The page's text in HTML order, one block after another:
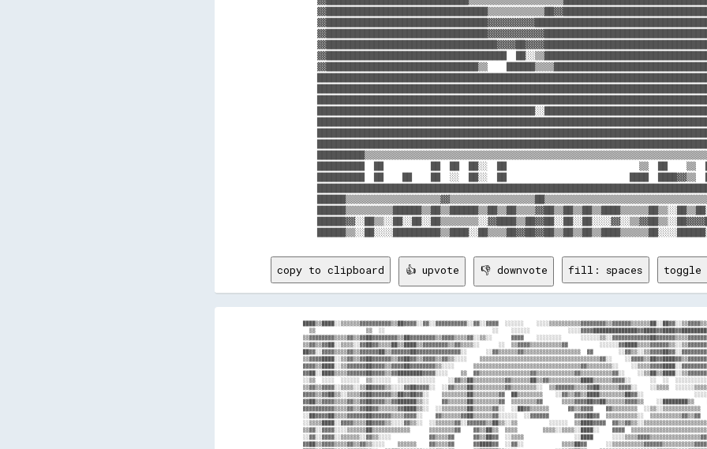
▓▓██████████████████████████████████████
▓▓████████████████████████████████▒▒
██████████  ██          ██  ██  ██░░  ██                            ▒▒  ██    ▒▒
██████████  ██    ██    ██  ░░  ██░░  ██                          ████  ████▓▓▒▒
copy to clipboard 👍 upvote 👎 downvote fill: spaces toggle
████▒▒████░░▒▒▒▒▒▒▓▓▓▓▓▓▓▓▓▓▒▒██▓▓▓▓░░▓▓░░▓▓▓▓▓▓▓▓▓▓░░▓▓░░▓▓▓▓  ░░░░░░    ░░░░▒▒▒▒▒▒▒▒▒▒▓▓▓▓▓▓▓▓▒▒▓▓▓▓▓▓▒▒▒▒▒▒██░░██▓▓░░▒▒▓▓▓▓▒▒▓▓░░██▓▓▓▓▓▓▒▒▒▒
  ▒▒                ▒▒  ░░                                  ░░    ░░░░░░            ░░░░▓▓▓▓██████████████▓▓████▓▓████▓▓██████████▓▓████████████
▒▒▓▓▓▓▓▓▓▓▒▒▒▒▓▓▒▒▓▓██▓▓▓▓▓▓▓▓▒▒██▓▓▓▓▓▓▓▓▒▒▓▓▓▓▒▒▒▒▓▓░░▒▒░░      ▓▓▓▓    ░░░░░░░░      ░░░░░░▒▒░░▓▓▓▓▓▓▓▓▓▓▓▓██▓▓▓▓▓▓▒▒▒▒▓▓▓▓▓▓▓▓▒▒  ██▓▓██▓▓▓▓
▒▒▓▓▒▒▓▓██░░▒▒▒▒░░▓▓██▓▓▒▒▒▒██▒▒████▒▒▓▓▓▓▓▓▓▓▒▒▓▓▒▒▒▒░░      ░░  ▒▒▓▓▓▓▒▒▒▒▒▒▒▒▒▒▓▓          ░░░░░░▓▓████▒▒▒▒▓▓▓▓▓▓▒▒░░▒▒▓▓▓▓▓▓▓▓░░  ██████▓▓▒▒
██▓▓░░▓▓▓▓▒▒▒▒▓▓▒▒▓▓▓▓▓▓██▒▒▓▓▓▓▓▓██▓▓▓▓▓▓▓▓▓▓▓▓▓▓░░      ░░▓▓▒▒▒▒▒▒▓▓▒▒▒▒▒▒▒▒▒▒▒▒▒▒▒▒▒▒  ▓▓        ░░▓▓▒▒░░▒▒▓▓▓▓██▓▓░░▓▓▓▓▓▓▓▓▓▓▒▒▓▓▓▓▓▓██▓▓▓▓
▒▒▓▓▓▓████░░▒▒▓▓▒▒▓▓██▓▓▓▓▓▓▒▒▓▓██▓▓▒▒▓▓▓▓▒▒▓▓▒▒░░░░    ▒▒▒▒▒▒▒▒▒▒▒▒▒▒▒▒▒▒▒▒▒▒▒▒▒▒▒▒▒▒▒▒▒▒▒▒▒▒▓▓░░    ░░▓▓▓▓▒▒██▓▓████▓▓▒▒▓▓▓▓▓▓▓▓░░▒▒██▓▓██▒▒▓▓
▓▓▓▓▒▒████░░▒▒▓▓▓▓▓▓██▓▓▓▓▒▒▓▓▓▓██▓▓▓▓▓▓▓▓▒▒░░░░      ▒▒▒▒▒▒▒▒▒▒▒▒▒▒▒▒▒▒▒▒▒▒▒▒▒▒▒▒▒▒▒▒▒▒▓▓▒▒▒▒▒▒▒▒░░    ░░▒▒▒▒▓▓▓▓████░░▓▓▓▓▓▓▓▓▓▓▒▒▒▒██▓▓██▒▒▓▓
▓▓██░░████▒▒▒▒▓▓▓▓▓▓██▓▓▓▓▒▒▓▓████████▓▓▓▓░░░░    ▒▒  ▓▓▒▒▒▒▒▒▒▒▒▒▒▒▒▒▒▒▓▓▒▒▒▒▒▒▒▒▒▒▒▒▓▓▒▒▒▒▒▒▒▒▒▒▓▓░░    ░░▒▒██▒▒████░░▒▒▓▓▓▓▓▓▓▓▒▒▓▓██████▓▓▒▒
░░▒▒  ░░░░  ░░░░░░  ▒▒░░░░░░  ░░░░░░░░░░░░    ░░▓▓▒▒██▒▒▒▒▒▒▒▒▒▒▓▓▒▒▒▒▒▒██▒▒▓▓▒▒▒▒▒▒▒▒▒▒████▒▒▒▒▒▒▓▓▓▓░░      ░░  ░░  ░░░░░░░░░░░░░░  ░░  ░░░░░░
▒▒▓▓▒▒▓▓▓▓░░▒▒▒▒░░▒▒██▓▓▓▓▒▒░░░░▓▓██▓▓▓▓░░  ░░▓▓▒▒▒▒██▒▒▒▒▒▒▒▒▒▒▓▓▒▒▒▒▒▒▒▒░░  ▒▒▓▓▓▓▓▓▒▒▒▒▓▓██▒▒▒▒▒▒▓▓▓▓░░    ░░▒▒▒▒  ░░░░░░▒▒▒▒▓▓▒▒░░▓▓████▒▒▒▒
▓▓▓▓▒▒▓▓██▒▒░░▒▒▒▒▓▓██▓▓▓▓▓▓▒▒██▓▓██▓▓░░    ▒▒▒▒▒▒▒▒██▒▒▒▒▒▒▒▒▓▓  ██▒▒▒▒▒▒▒▒    ░░▓▓▒▒▓▓▒▒████▒▒▒▒▒▒▒▒██▓▓░░                ░░░░▓▓▓▓▒▒████▓▓▓▓▒▒
▓▓██▒▒▓▓▓▓▒▒▒▒▓▓▒▒▓▓██▓▓▓▓▒▒▓▓██████▒▒░░    ▓▓▒▒▒▒▒▒██▒▒▒▒▒▒▒▒▓▓  ▒▒▒▒▒▒▒▒▓▓      ▒▒▒▒▓▓▓▓██▓▓██▒▒▒▒▒▒▓▓▓▓▒▒    ░░████████▒▒    ▒▒▒▒▒▒██▓▓▓▓▓▓▒▒
▓▓▓▓▓▓▓▓▓▓▒▒▒▒▓▓▒▒▓▓██▓▓▒▒▒▒▒▒▓▓████▒▒░░  ░░▒▒▒▒▒▒▒▒██▒▒▒▒▒▒▓▓░░  ░░██▓▓▒▒▒▒▒▒      ▓▓▒▒▓▓▓▓    ▓▓▒▒▒▒▒▒▒▒  ░░▒▒░░▒▒▒▒▒▒▒▒▒▒▒▒    ░░░░██▓▓██▓▓▓▓
░░██▓▓▓▓██▒▒▒▒▓▓▓▓▓▓██▓▓▓▓▓▓▒▒▒▒▓▓▓▓░░    ▓▓▒▒▒▒▒▒▓▓██▒▒▒▒▒▒▓▓░░░░░░  ░░▓▓▓▓▓▓        ▓▓▓▓██▓▓  ▒▒▒▒▒▒▒▒▒▒░░  ▒▒▒▒▒▒▒▒▒▒▓▓▒▒▓▓    ░░  ██▓▓██▒▒▓▓
░░▒▒▒▒████░░▓▓▓▓▒▒▒▒██▓▓▓▓▒▒░░░░▓▓▒▒░░  ░░▒▒▒▒▒▒▓▓░░▓▓▓▓▓▓▒▒██▒▒░░▒▒          ░░░░░░  ▒▒████▓▓▓▓  ▓▓▒▒▓▓▒▒░░▒▒▒▒▒▒▒▒▒▒▒▒▒▒▒▒▒▒▒▒      ▓▓██▓▓▒▒▒▒
▒▒▓▓░░▓▓▓▓░░░░▒▒▒▒▒▒██▒▒▒▒▒▒▒▒▒▒▒▒      ▒▒▒▒▒▒▒▒▓▓    ▓▓▒▒██▒▒  ▒▒▒▒        ▒▒▒▒░░▒▒▒▒░░████░░    ▓▓▓▓  ▒▒▒▒▒▒▒▒▒▒▒▒▒▒▒▒▒▒▒▒▒▒▒▒  ░░░░▒▒▒▒▒▒▒▒▒▒
░░▓▓░░▓▓▓▓░░▒▒▒▒▒▒░░▓▓▒▒░░░░            ▓▓▒▒▒▒▓▓      ▓▓▒▒██▓▓  ░░▒▒▒▒                ░░████      ░░░░▒▒▒▒▓▓▓▓▒▒▒▒▒▒▒▒▒▒▒▒▒▒▒▒▓▓  ░░  ██████░░░░
▓▓██▒▒▓▓▓▓▒▒▒▒▓▓▒▒▓▓▒▒░░░░    ▒▒▒▒▒▒    ▓▓▒▒▒▒▓▓      ▓▓████▓▓  ░░▓▓░░            ▒▒▒▒██▓▓      ░░▒▒▒▒▒▒▒▒▒▒▓▓▓▓▓▓▒▒▒▒▒▒▒▒▒▒▓▓▓▓▒▒░░░░▓▓▓▓██▓▓▓▓
████▒▒████▒▒▒▒▓▓▓▓▓▓▒▒░░  ▒▒▓▓▒▒▒▒▒▒▒▒░░▒▒▓▓▒▒▓▓      ▓▓██████▒▒░░░░            ░░▒▒▓▓██▓▓    ▒▒▒▒▒▒▒▒▒▒▒▒▒▒▒▒▒▒▓▓▓▓▓▓▒▒▒▒▓▓▓▓▓▓░░░░▒▒▓▓██▓▓▓▓▒▒
▒▒▒▒░░▓▓▓▓▒▒▒▒▓▓▒▒░░░░    ▓▓▒▒▒▒▒▒▒▒▒▒▒▒▒▒░░░░▒▒▓▓  ▒▒▒▒▒▒▓▓██▓▓▒▒▒▒░░░░    ░░▒▒  ▒▒██▒▒  ▒▒▒▒▒▒▓▓▒▒▒▒▒▒▒▒▓▓▓▓▒▒  ▓▓▓▓▓▓▓▓▓▓▒▒    ░░░░▓▓████▒▒▒▒
▓▓██▒▒▓▓██▒▒▓▓▓▓▓▓░░    ▓▓▒▒▒▒▒▒▒▒▒▒▒▒▒▒▒▒▒▒▒▒▒▒░░▒▒░░    ░░▒▒▓▓██▓▓░░  ▒▒▒▒░░░░▒▒████░░░░░░▒▒▓▓▒▒▒▒▒▒▒▒▓▓▓▓░░                ░░▒▒░░▓▓▓▓████▓▓▓▓
░░██▒▒████░░▒▒▓▓▒▒░░  ░░▒▒▒▒▒▒▒▒▒▒▒▒▒▒▒▒▒▒▒▒▓▓▒▒▒▒▒▒░░▒▒░░▒▒▒▒▒▒  ▒▒██████▒▒▓▓▓▓▓▓▓▓▓▓░░░░▒▒▒▒▒▒▒▒▒▒▒▒▓▓▒▒                    ░░░░░░  ██▓▓██░░░░
▒▒██░░██▓▓▒▒▓▓▓▓░░  ░░▓▓▒▒▒▒▒▒▒▒▒▒▒▒▒▒▒▒▓▓▓▓▒▒▒▒▒▒▒▒▒▒▒▒▒▒▒▒░░░░  ▓▓▓▓▓▓▓▓░░▒▒▓▓▓▓▓▓██▒▒▒▒▒▒▒▒▒▒▒▒▓▓▒▒      ░░░░░░▒▒▒▒▒▒▒▒▒▒▓▓████▒▒▒▒██████▒▒▒▒
  ▒▒▓▓████▒▒░░░░    ░░▓▓▓▓▒▒▒▒▒▒▒▒▒▒▒▒▓▓▓▓▓▓▒▒▒▒▒▒▒▒▒▒▒▒▒▒▒▒▒▒░░▒▒▒▒▓▓▓▓▓▓  ▒▒▓▓▓▓▓▓▓▓▒▒▒▒▒▒▒▒▒▒▓▓░░    ░░  ▒▒██████▓▓▓▓██▓▓██████░░  ░░░░░░░░░░
██▓▓▒▒████░░▒▒░░░░░░  ▒▒▓▓▒▒▓▓▓▓▒▒▓▓▓▓▓▓▒▒▒▒▒▒▒▒▒▒▒▒▒▒▒▒▒▒▒▒▒▒▒▒▒▒░░▓▓▓▓▓▓  ▒▒▓▓▓▓▒▒▒▒▒▒▒▒▒▒▓▓▓▓░░  ░░  ░░▓▓██████████▒▒██▓▓██████▓▓██████▓▓▓▓▓▓
▓▓██▒▒▓▓██░░▓▓▓▓▓▓░░░░  ██▓▓▓▓▓▓▓▓▓▓██  ████▓▓▓▓▓▓▓▓▒▒▒▒▒▒▒▒▒▒▒▒▒▒▒▒▒▒▒▒▒▒▒▒▒▒▓▓▒▒▒▒▒▒▒▒▒▒▓▓░░    ░░░░▒▒██▓▓████████████████████▓▓▓▓▓▓████▓▓▓▓▒▒
▒▒▓▓▒▒████▒▒▓▓▓▓▓▓▓▓░░    ░░▓▓██▓▓░░░░        ░░░░░░████▓▓▒▒▓▓▓▓▓▓▒▒▒▒▒▒▒▒▓▓▒▒▒▒▒▒▒▒▒▒██▓▓    ░░░░▒▒░░██▓▓▒▒██████████▓▓██████████▒▒  ████▓▓▓▓▒▒
▓▓▓▓▒▒████▒▒▓▓▓▓▓▓▓▓▓▓░░░░            ░░  ░░░░          ░░▒▒▓▓▓▓▒▒▒▒▒▒▒▒▒▒▒▒▒▒▒▒▒▒▒▒▒▒▒▒      ░░░░▒▒▒▒▓▓▓▓▓▓██████████▒▒██████████▒▒▒▒██▓▓██▓▓▒▒
▒▒▓▓▒▒██▓▓▒▒▓▓▓▓░░▒▒▓▓▒▒▒▒░░░░░░░░▒▒░░░░▒▒░░░░░░░░░░          ▓▓▒▒▒▒▒▒▒▒▒▒▒▒▒▒▒▒▒▒▒▒▒▒▒▒  ░░░░▒▒▒▒▓▓▒▒▒▒▒▒▒▒██████████████████████▓▓▒▒▓▓████▓▓▓▓
████░░▓▓██░░▒▒▓▓▓▓▓▓▓▓▓▓▓▓▓▓██▓▓██▓▓░░▓▓▒▒▒▒▒▒▒▒▒▒░░░░░░      ▓▓▒▒▒▒▒▒▒▒▒▒▓▓▒▒▒▒▒▒▒▒▒▒▒▒    ░░▓▓▓▓██▒▒████▓▓██████████████████████▒▒████████▓▓▒▒
▒▒▒▒░░▒▒▒▒░░▒▒▒▒░░▒▒▓▓▓▓▓▓▒▒▓▓████▓▓░░██▓▓████▓▓▓▓░░░░░░░░░░  ▓▓▒▒▓▓▒▒▒▒▒▒▓▓▒▒▒▒▒▒▒▒▒▒██    ░░████▒▒▓▓████▒▒██████████▓▓██████████░░▒▒▒▒▒▒▒▒▒▒▒▒
▒▒▓▓▒▒▓▓▓▓░░▒▒▓▓░░▒▒▓▓▓▓▒▒▒▒▓▓██████▓▓▓▓▒▒▓▓▓▓▓▓▓▓░░▒▒██▒▒░░  ▒▒▒▒▒▒▓▓▒▒▒▒▓▓▒▒▒▒▒▒▓▓▓▓▒▒  ░░▒▒▓▓██▓▓████▓▓▒▒██████████████████████▒▒░░▓▓▓▓▓▓▓▓▒▒
▒▒▒▒▒▒████▒▒▓▓▓▓▓▓▓▓▓▓▓▓▓▓▒▒▓▓▓▓▒▒▓▓▓▓▓▓▓▓▓▓▓▓▓▓▓▓▓▓██▓▓░░    ▒▒▒▒▒▒▒▒▒▒▒▒▓▓▒▒▒▒▒▒▒▒▒▒▓▓    ▒▒████▓▓██████▓▓████████▓▓████████████▓▓░░██████▓▓▒▒
████░░████▒▒▓▓▓▓▒▒▓▓▓▓▓▓▓▓▓▓▓▓▒▒▒▒▒▒▒▒▓▓▓▓▓▓▓▓▓▓▓▓▒▒▓▓▓▓░░░░  ▒▒▒▒▒▒▒▒▓▓▓▓▓▓░░▒▒▒▒▒▒▒▒▓▓  ░░▒▒▓▓▓▓▓▓▓▓▓▓▒▒▒▒▓▓██▓▓████▓▓▓▓▓▓▓▓▓▓▓▓▒▒▓▓▓▓████▓▓▒▒
██▓▓▒▒████▒▒██▓▓  ▓▓▒▒▒▒▓▓▒▒▓▓▓▓▓▓░░▓▓▓▓▓▓░░▓▓▒▒▓▓▒▒░░██░░░░  ▒▒▒▒▒▒▒▒▒▒▓▓▓▓▒▒▒▒▒▒▒▒▒▒▓▓  ░░▒▒██▒▒▓▓▓▓██▒▒▒▒▒▒▓▓▒▒██▒▒▓▓▓▓▓▓▓▓▓▓▓▓░░▓▓▓▓██▓▓▓▓▓▓
▓▓▓▓▒▒▓▓▓▓▓▓▓▓▓▓▓▓▓▓▓▓▓▓▓▓▒▒▓▓  ▓▓▓▓▓▓██▓▓░░▓▓▓▓▓▓▒▒████░░░░  ▒▒▒▒▒▒▒▒▒▒▒▒▓▓▒▒▒▒▒▒▒▒▒▒▓▓  ░░░░▓▓▓▓▓▓▓▓▓▓██▓▓▒▒▓▓████▓▓▓▓▒▒▓▓▓▓▓▓▓▓▓▓▓▓██████▓▓▓▓
░░▓▓▓▓████░░▓▓▓▓▒▒▓▓▓▓▓▓▓▓▒▒██▒▒░░▓▓▓▓▓▓▓▓▒▒▓▓▓▓██▒▒▒▒▓▓░░    ▓▓▓▓▒▒▒▒▒▒▒▒▓▓▒▒▒▒▒▒▒▒▒▒▓▓    ▒▒▓▓  ██▓▓▓▓▓▓▓▓▓▓██▒▒██▓▓▒▒▒▒▓▓▓▓▓▓▓▓▒▒░░▓▓████▓▓▓▓
  ▒▒  ░░░░░░▓▓▓▓░░██▒▒▒▒▓▓▒▒▓▓▒▒▓▓▒▒▒▒▓▓▓▓░░▓▓████▓▓▓▓▓▓░░    ▓▓▓▓▒▒▒▒▒▒▒▒▓▓▒▒▓▓▒▒▒▒▒▒▓▓██  ░░░░▒▒██████████▓▓██▓▓████▓▓▓▓████████▓▓▓▓██████▓▓▓▓
▒▒▓▓▒▒██▒▒▒▒░░░░░░░░░░    ░░                ▒▒▓▓▓▓▒▒▒▒░░    ▒▒▒▒▓▓▒▒▒▒▒▒▒▒▒▒▒▒▒▒▒▒▒▒▒▒▒▒▓▓    ▒▒░░▓▓▓▓▓▓██▓▓▒▒██▒▒██▓▓▒▒▒▒▓▓▓▓▓▓▓▓▒▒▒▒██▓▓██▒▒▒▒
░░▓▓▒▒██▒▒▒▒▒▒▒▒▒▒▒▒▒▒▓▓▓▓▓▓▓▓  ░░▒▒░░▓▓▓▓▒▒▓▓▓▓▓▓▒▒▓▓░░░░  ▒▒▒▒▒▒▓▓▒▒▒▒▒▒▒▒▒▒▒▒▒▒▒▒▒▒▒▒▓▓▓▓  ░░▒▒▓▓▓▓▓▓▓▓▓▓▓▓▓▓▓▓██▓▓▓▓▒▒▓▓▒▒▓▓▓▓██  ██████░░▒▒
▓▓▓▓▒▒██▒▒▒▒████▓▓▓▓▓▓▒▒▓▓▒▒▓▓▓▓▓▓▓▓░░██▓▓▒▒▓▓▓▓▓▓▓▓  ▒▒    ██▒▒▒▒▒▒▒▒▒▒▒▒▒▒▒▒▒▒▒▒▒▒▒▒▒▒▒▒▓▓  ░░░░▓▓▓▓▓▓▒▒░░▒▒▓▓▒▒██▓▓░░▓▓▓▓▓▓▓▓▓▓▒▒▒▒██▓▓██▓▓▒▒
▓▓██▒▒██▒▒▒▒██▓▓░░▓▓▓▓▒▒▓▓▓▓▓▓░░▓▓▓▓▓▓▓▓▓▓▒▒▓▓██▓▓▒▒      ░░▓▓▒▒▒▒▒▒▒▒▒▒▒▒▒▒▒▒▒▒▒▒▒▒▒▒▒▒▒▒▒▒▓▓    ░░▓▓▓▓▒▒▒▒▒▒██▒▒██▓▓░░▒▒▓▓▓▓▓▓▓▓▒▒▒▒██████▓▓▓▓
░░▓▓▒▒▓▓▒▒▒▒██▓▓░░▓▓▓▓▓▓▓▓▓▓▓▓░░▒▒▒▒▒▒▓▓▓▓▒▒▓▓▓▓▓▓░░░░  ▒▒▓▓▓▓▒▒▓▓▒▒▒▒▒▒▒▒▒▒▒▒▒▒▒▒▒▒▒▒▒▒▒▒▓▓▓▓██  ░░▓▓▓▓▓▓▓▓▓▓▓▓  ██▓▓▓▓▒▒▓▓▓▓▓▓▓▓▓▓  ██████░░▒▒
▓▓██▒▒▓▓▒▒▒▒▓▓▓▓▓▓▓▓▓▓▒▒▓▓▓▓▓▓▓▓▒▒▓▓  ▓▓▓▓▒▒▓▓▓▓▒▒      ▒▒▓▓▓▓▓▓▓▓▓▓▓▓▓▓▓▓░░▓▓▓▓▓▓▒▒▓▓▓▓▓▓▒▒▓▓██  ░░▒▒▓▓▓▓▒▒▒▒▓▓▒▒██▓▓▒▒▓▓▓▓▓▓▓▓▓▓▓▓▒▒██████▓▓▓▓
  ▒▒░░░░▒▒▒▒██▓▓▒▒▓▓▒▒▒▒▓▓▒▒▒▒▒▒▓▓▓▓░░▓▓▓▓▓▓▓▓▓▓░░░░  ▒▒██████▓▓▓▓▓▓▒▒▓▓▓▓░░▓▓▓▓▓▓▓▓▓▓▓▓▓▓██████░░  ░░▒▒████▓▓██████▓▓▓▓████▓▓████▓▓▒▒██████▓▓██
▒▒▓▓▒▒██▒▒▒▒▓▓▓▓░░██▓▓▓▓▓▓▒▒▒▒██░░▒▒▓▓████░░▒▒░░    ▓▓████████████████████░░▒▒▒▒██████████████████░░    ▒▒▓▓▒▒▓▓▒▒██▓▓▓▓▒▒▓▓▓▓▓▓▓▓▒▒▒▒██████▒▒▒▒
████▒▒██▒▒▒▒████████▓▓▓▓██▓▓▓▓▒▒▒▒████▓▓██▓▓▒▒░░  ▒▒████████████████████████████████████████████████░░  ▒▒▒▒▒▒▓▓██████▓▓▒▒▓▓▓▓▓▓▓▓▓▓▓▓▓▓████▓▓██
▒▒▓▓▒▒██▒▒▒▒▓▓██▓▓▓▓▒▒▓▓▓▓▓▓▓▓▓▓████▓▓▓▓▓▓░░▒▒  ▒▒████████████████████████████████████████████████████░░░░▒▒▓▓▓▓▓▓██▓▓░░▓▓▓▓▓▓▓▓▓▓▒▒  ████████▓▓
▓▓▓▓▒▒██▒▒▒▒▓▓▓▓▒▒▒▒▓▓▓▓▓▓▒▒▓▓▒▒▓▓▓▓▓▓▓▓▓▓░░░░    ██████████████████████████████████████████████████▒▒  ░░▒▒▒▒▓▓▓▓████▒▒▓▓▓▓▓▓▓▓▓▓▒▒▒▒██████▓▓▓▓
▒▒▓▓▓▓██▒▒▒▒▒▒▒▒▒▒▒▒▒▒▓▓▓▓▒▒▓▓▒▒▒▒██▓▓▓▓▓▓░░▒▒░░    ▒▒████████████████████████████████████████████    ░░  ▒▒▓▓██▒▒██▓▓▓▓▓▓▓▓▓▓▓▓▓▓▒▒░░██████▒▒▒▒
▒▒▓▓▒▒██▒▒▒▒████▓▓▓▓▓▓▒▒▓▓▓▓▓▓▒▒▓▓██▓▓▓▓▓▓░░▓▓░░      ░░████████████████████████████████████████▒▒  ░░░░░░▒▒▓▓██░░██▒▒░░▓▓▓▓▓▓▓▓▓▓██  ██████░░▓▓
░░▒▒░░░░▒▒▒▒▓▓▓▓░░▓▓▒▒▒▒▓▓██▓▓▒▒▓▓▓▓▒▒▓▓▓▓▓▓▒▒░░░░░░      ▓▓████████████████████████████▓▓▓▓      ░░░░▒▒▓▓████████████████████████▓▓████████████
▒▒▓▓▒▒██▒▒▒▒░░░░░░░░░░░░▒▒▒▒▒▒░░░░░░  ▒▒▒▒▒▒▒▒▒▒██▒▒░░▒▒    ▒▒██████████████████████▒▒  ░░      ░░░░░░▓▓▓▓▓▓▓▓▓▓▓▓██▓▓████▓▓▓▓▓▓▓▓▒▒██████████▓▓
▒▒▓▓▒▒██▒▒▒▒▓▓████▓▓░░▒▒▒▒▒▒▒▒▒▒▒▒▒▒░░▒▒██▒▒▓▓▓▓▓▓██▒▒    ░░████  ░░░░▓▓▓▓▓▓▓▓██▒▒░░  ████▓▓    ░░░░▓▓▓▓▓▓▒▒██▓▓▓▓██▓▓▓▓██▓▓▓▓▓▓▓▓▓▓████████▓▓▓▓
▒▒▓▓▓▓██▒▒▒▒▓▓██▓▓▓▓▒▒▒▒▒▒▓▓▓▓▒▒▓▓▒▒▒▒▒▒▒▒▒▒▒▒▒▒████▒▒▒▒░░░░████▒▒████          ████░░████▓▓  ░░░░██▓▓██▒▒▒▒██████████████▓▓▓▓▓▓██▓▓████████▓▓▓▓
░░▓▓▓▓██▒▒▒▒████▓▓▓▓▒▒▓▓▒▒▓▓▓▓▓▓▒▒▒▒▓▓▒▒██▓▓▓▓██████▒▒▒▒  ░░████▒▒████  ░░░░░░  ▒▒██▒▒████▓▓  ░░░░▓▓▓▓▓▓██▓▓▓▓▓▓██████████▓▓▓▓▓▓██▒▒████████░░▓▓
▒▒▒▒░░▒▒▒▒▒▒████▓▓▓▓▓▓▓▓▒▒██▓▓▓▓░░▒▒▓▓▒▒▓▓▒▒▒▒▒▒▒▒▓▓░░░░  ░░████░░▒▒▓▓  ░░░░░░  ▒▒▒▒▒▒████▓▓    ░░▒▒▒▒▒▒▒▒░░▒▒▒▒    ▒▒  ▒▒▒▒▒▒▒▒▒▒░░▒▒    ▒▒▒▒▒▒
██▓▓▓▓██▒▒▒▒▓▓▓▓▓▓▓▓▓▓▓▓▒▒██▓▓▒▒▓▓▒▒██▒▒▓▓▓▓▓▓██████▒▒░░  ██████░░██▓▓░░▒▒▓▓▒▒░░░░████░░████▒▒  ▒▒▓▓████▒▒▓▓██████████████████▓▓██▓▓████████▒▒██
██▓▓▒▒██▒▒▒▒▓▓▓▓▓▓▓▓░░▒▒▒▒▓▓▓▓▓▓▒▒▒▒▓▓▒▒▒▒▒▒▒▒▓▓██▓▓░░  ▒▒████▓▓▒▒██  ░░▒▒██▒▒░░  ████▒▒██████░░░░▒▒▓▓▒▒▓▓▓▓▒▒██▓▓▓▓▓▓▒▒▒▒▓▓████▓▓▓▓▓▓▓▓▓▓▓▓░░▒▒
████▒▒██▒▒▒▒▒▒▒▒▒▒▒▒░░░░▒▒░░░░░░░░▒▒  ░░░░░░▒▒████▒▒░░  ██████▒▒██▓▓  ░░▒▒▓▓▒▒▒▒  ▒▒████  ██████  ░░░░▒▒▓▓░░▓▓▓▓▓▓▓▓▒▒░░░░████░░▓▓▒▒▒▒▓▓▓▓▓▓░░▓▓
██▓▓▓▓██▒▒▒▒▓▓▓▓▓▓▓▓▒▒▓▓▒▒██▓▓▓▓▓▓▒▒▒▒▓▓▓▓▒▒▓▓██▓▓░░░░▒▒████▓▓▒▒██░░  ░░▓▓████▒▒░░  ████▓▓▓▓████  ░░░░░░▒▒░░▒▒▓▓▒▒▒▒▒▒░░▒▒▒▒▒▒░░▒▒▒▒░░░░▒▒▒▒▒▒▓▓